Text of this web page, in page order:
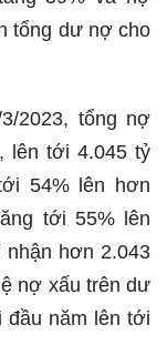
tổng dư nợ cho
2023, tổng nợ
lên tới 4.045 tỷ
54% lên hơn
tới 55% lên
nhận hơn 2.043
nợ xấu trên dư
đầu năm lên tới